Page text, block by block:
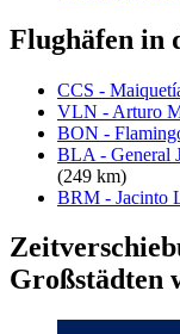
Flughäfen in
CCS -
VLN - Arturo
BON -
BLA - General
(249 km)
BRM - Jacinto
Großstädten